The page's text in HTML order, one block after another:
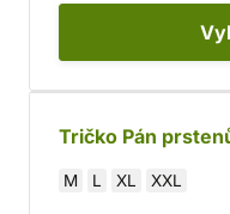
Tričko Pán
M L XL XXL